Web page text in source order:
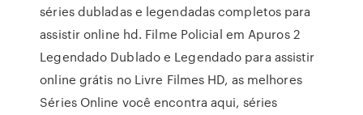
séries dubladas e legendadas completos para
assistir online hd. Filme Policial em Apuros 2
Legendado Dublado e Legendado para assistir
online grátis no Livre Filmes HD, as melhores
Séries Online você encontra aqui, séries